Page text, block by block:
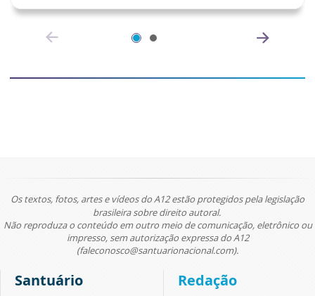
Os textos, fotos, artes e vídeos do A12 estão protegidos pela legislação
brasileira sobre direito autoral.
Não reproduza o conteúdo em outro meio de comunicação, eletrônico ou
impresso, sem autorização expressa do A12
(faleconosco@santuarionacional.com).
Santuário Redação